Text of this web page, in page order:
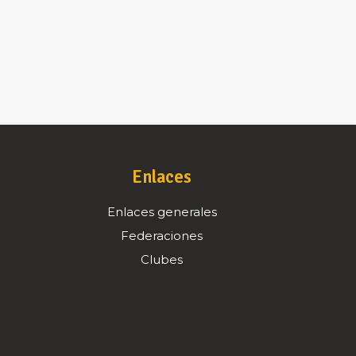
Enlaces
Enlaces generales
Federaciones
Clubes